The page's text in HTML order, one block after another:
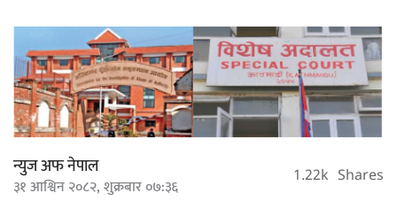
न्युज अफ नेपाल
३१ आश्विन २०८२, शुक्रबार ०७:३६ 1.22k Shares